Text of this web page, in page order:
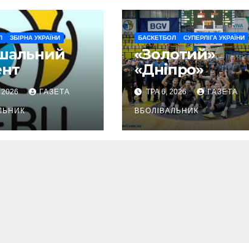
ЗБІРНА УКРАЇНИ
2026 ГАЗЕТА
БАСКЕТБОЛ СУПЕРЛІГА УКРАЇНИ
«Золотий»
«Дніпро»
ТРА 6, 2026 ГАЗЕТА
ВБОЛІВАЛЬНИК